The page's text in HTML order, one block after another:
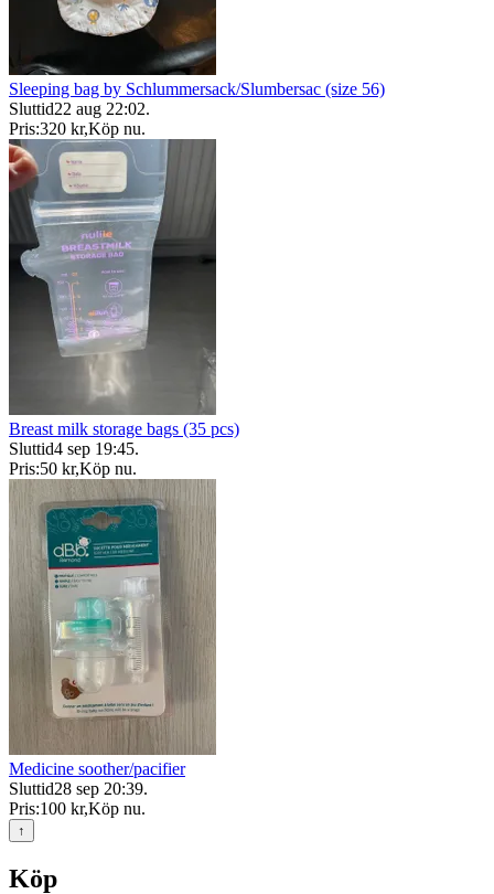
Sleeping bag by Schlummersack/Slumbersac (size 56)
Sluttid22 aug 22:02.
Pris:320 kr,Köp nu.
Breast milk storage bags (35 pcs)
Sluttid4 sep 19:45.
Pris:50 kr,Köp nu.
Medicine soother/pacifier
Sluttid28 sep 20:39.
Pris:100 kr,Köp nu.
↑
Köp